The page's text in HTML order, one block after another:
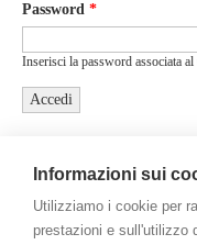
Password *
Inserisci la password associata al
Informazioni sui
Utilizziamo i cookie per
prestazioni e sull'utilizzo